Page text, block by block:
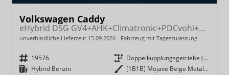
Volkswagen Caddy
eHybrid DSG GV4+AHK+Climatronic+PDCvohi+Cam+Regensens.+AppConnect
unverbindliche Lieferzeit: 15.09.2026 Fahrzeug mit Tageszulassung
Fahrzeugnr. 19576 Getriebe
Doppelkupplungsgetriebe (DSG)
Kraftstoff Hybrid Benzin Außenfarbe
[1B1B] Mojave Beige Metallic